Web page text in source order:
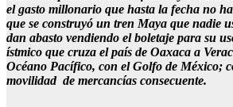
el gasto millonario que hasta la fecha no
que se construyó un tren Maya que nadie
dan abasto vendiendo el boletaje para su
ístmico que cruza el país de Oaxaca a
Océano Pacífico, con el Golfo de México;
movilidad de mercancías consecuente.